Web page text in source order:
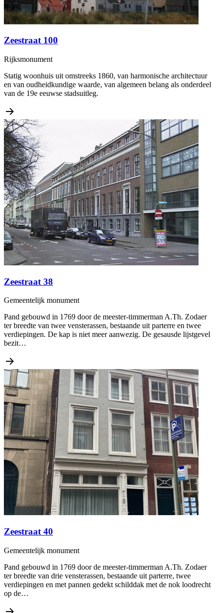
Zeestraat 100
Rijksmonument
Statig woonhuis uit omstreeks 1860, van harmonische architectuur
en van oudheidkundige waarde, van algemeen belang als onderdeel
van de 19e eeuwse stadsuitleg.
Zeestraat 38
Gemeentelijk monument
Pand gebouwd in 1769 door de meester-timmerman A.Th. Zodaer
ter breedte van twee vensterassen, bestaande uit parterre en twee
verdiepingen. De kap is niet meer aanwezig. De gesausde lijstgevel
bezit…
Zeestraat 40
Gemeentelijk monument
Pand gebouwd in 1769 door de meester-timmerman A.Th. Zodaer
ter breedte van drie vensterassen, bestaande uit parterre, twee
verdiepingen en met pannen gedekt schilddak met de nok loodrecht
op de…